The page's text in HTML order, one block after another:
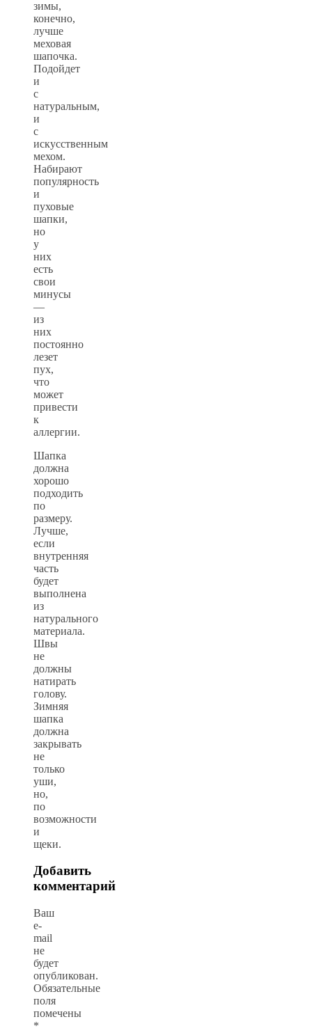
зимы,
конечно,
лучше
меховая
шапочка.
Подойдет
и
с
натуральным,
и
с
искусственным
мехом.
Набирают
популярность
и
пуховые
шапки,
но
у
них
есть
свои
минусы
—
из
них
постоянно
лезет
пух,
что
может
привести
к
аллергии.
Шапка
должна
хорошо
подходить
по
размеру.
Лучше,
если
внутренняя
часть
будет
выполнена
из
натурального
материала.
Швы
не
должны
натирать
голову.
Зимняя
шапка
должна
закрывать
не
только
уши,
но,
по
возможности
и
щеки.
Добавить
комментарий
Ваш
e-
mail
не
будет
опубликован.
Обязательные
поля
помечены
*